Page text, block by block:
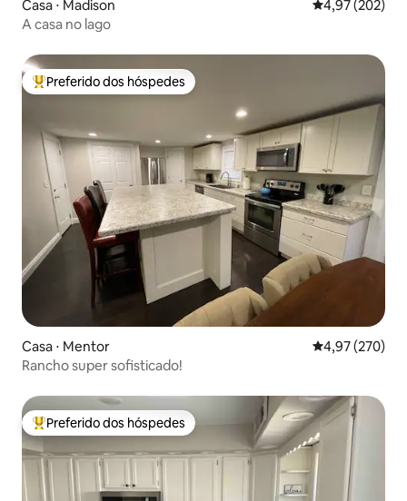
Casa ⋅ Madison 4,97 de uma
4,97 (202)
A casa no lago
Entre os melhores preferidos dos hóspedes
Preferido dos hóspedes
Casa ⋅ Mentor 4,97 de uma
4,97 (270)
Rancho super sofisticado!
Entre os melhores preferidos dos hóspedes
Preferido dos hóspedes